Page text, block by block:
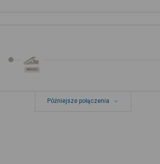
REGIO
Późniejsze połączenia